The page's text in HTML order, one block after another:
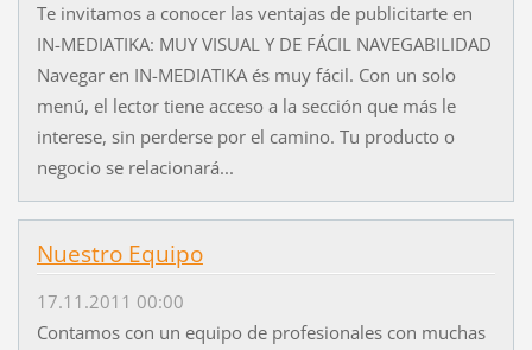
Te invitamos a conocer las ventajas de publicitarte en
IN-MEDIATIKA: MUY VISUAL Y DE FÁCIL NAVEGABILIDAD
Navegar en IN-MEDIATIKA és muy fácil. Con un solo
menú, el lector tiene acceso a la sección que más le
interese, sin perderse por el camino. Tu producto o
negocio se relacionará...
Nuestro Equipo
17.11.2011 00:00
Contamos con un equipo de profesionales con muchas